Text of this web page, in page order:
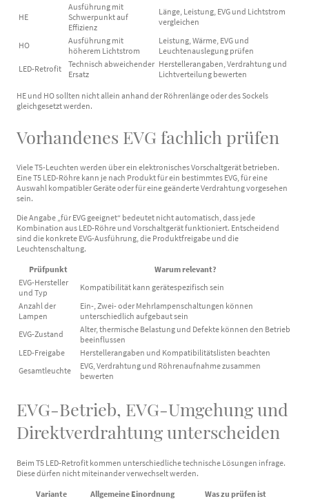
HE
Ausführung mit
Schwerpunkt auf
Effizienz
Länge, Leistung, EVG und Lichtstrom
vergleichen
HO
Ausführung mit
höherem Lichtstrom
Leistung, Wärme, EVG und
Leuchtenauslegung prüfen
LED-Retrofit
Technisch abweichender
Ersatz
Herstellerangaben, Verdrahtung und
Lichtverteilung bewerten
HE und HO sollten nicht allein anhand der Röhrenlänge oder des Sockels
gleichgesetzt werden.
Vorhandenes EVG fachlich prüfen
Viele T5-Leuchten werden über ein elektronisches Vorschaltgerät betrieben.
Eine T5 LED-Röhre kann je nach Produkt für ein bestimmtes EVG, für eine
Auswahl kompatibler Geräte oder für eine geänderte Verdrahtung vorgesehen
sein.
Die Angabe „für EVG geeignet“ bedeutet nicht automatisch, dass jede
Kombination aus LED-Röhre und Vorschaltgerät funktioniert. Entscheidend
sind die konkrete EVG-Ausführung, die Produktfreigabe und die
Leuchtenschaltung.
Prüfpunkt
Warum relevant?
EVG-Hersteller
und Typ
Kompatibilität kann gerätespezifisch sein
Anzahl der
Lampen
Ein-, Zwei- oder Mehrlampenschaltungen können
unterschiedlich aufgebaut sein
EVG-Zustand
Alter, thermische Belastung und Defekte können den Betrieb
beeinflussen
LED-Freigabe
Herstellerangaben und Kompatibilitätslisten beachten
Gesamtleuchte
EVG, Verdrahtung und Röhrenaufnahme zusammen
bewerten
EVG-Betrieb, EVG-Umgehung und
Direktverdrahtung unterscheiden
Beim T5 LED-Retrofit kommen unterschiedliche technische Lösungen infrage.
Diese dürfen nicht miteinander verwechselt werden.
Variante Allgemeine Einordnung
Was zu prüfen ist